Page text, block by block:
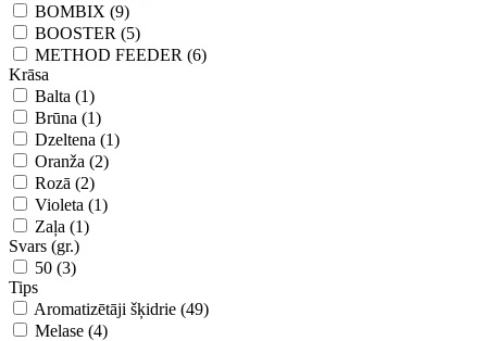
BOMBIX (9)
BOOSTER (5)
METHOD FEEDER (6)
Krāsa
Balta (1)
Brūna (1)
Dzeltena (1)
Oranža (2)
Rozā (2)
Violeta (1)
Zaļa (1)
Svars (gr.)
50 (3)
Tips
Aromatizētāji šķidrie (49)
Melase (4)